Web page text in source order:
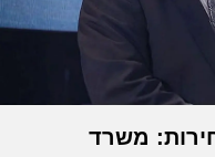
משרד